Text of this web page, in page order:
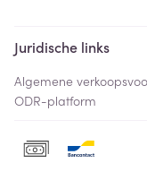
Juridische links
Algemene
ODR-platform